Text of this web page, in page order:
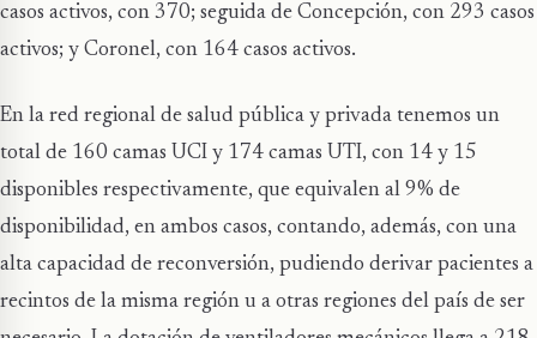
casos activos, con 370; seguida de Concepción, con 293 casos
activos; y Coronel, con 164 casos activos.
En la red regional de salud pública y privada tenemos un
total de 160 camas UCI y 174 camas UTI, con 14 y 15
disponibles respectivamente, que equivalen al 9% de
disponibilidad, en ambos casos, contando, además, con una
alta capacidad de reconversión, pudiendo derivar pacientes a
recintos de la misma región u a otras regiones del país de ser